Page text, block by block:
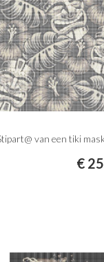
van een tiki
€